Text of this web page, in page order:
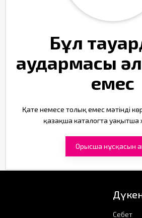
Бұл
аудармасы
емес
Қате немесе толық емес мәтінді
қазақша каталогта
Орысша нұсқасын
Себет